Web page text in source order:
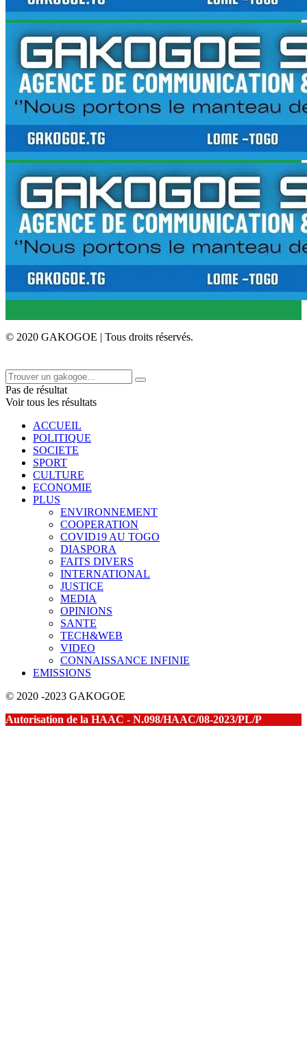
© 2020 GAKOGOE | Tous droits réservés.
Pas de résultat
Voir tous les résultats
ACCUEIL
POLITIQUE
SOCIETE
SPORT
CULTURE
ECONOMIE
PLUS
ENVIRONNEMENT
COOPERATION
COVID19 AU TOGO
DIASPORA
FAITS DIVERS
INTERNATIONAL
JUSTICE
MEDIA
OPINIONS
SANTE
TECH&WEB
VIDEO
CONNAISSANCE INFINIE
EMISSIONS
© 2020 -2023 GAKOGOE
Autorisation de la HAAC - N.098/HAAC/08-2023/PL/P